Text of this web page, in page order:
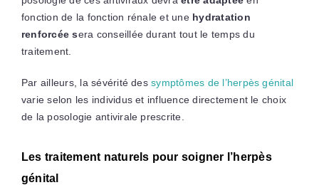
fonction de la fonction rénale et une hydratation
renforcée sera conseillée durant tout le temps du
traitement.
Par ailleurs, la sévérité dessymptômes de l’herpès génital
varie selon les individus et influence directement le choix
de la posologie antivirale prescrite.
Les traitement naturels pour soigner l’herpès
génital